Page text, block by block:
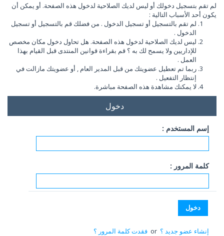
لم تقم بتسجيل دخولك أو ليس لديك الصلاحية لدخول هذه الصفحة. أو يمكن أن
يكون أحد الأسباب التالية :
لم تقم بالتسجيل أو تسجيل الدخول . من فضلك قم بالتسجيل أو تسجيل
الدخول .
ليس لديك الصلاحية لدخول هذه الصفحة. هل تحاول دخول مكان مخصص
للإداريين ولا يسمح لك به ؟ قم بقراءة قوانين المنتدى قبل القيام بهذا
العمل .
ربما تم تعطيل عضويتك من قبل المدير العام , أو عضويتك مازالت في
إنتظار التفعيل .
لا يمكنك مشاهدة هذه الصفحة مباشرة.
دخول
إسم المستخدم :
كلمة المرور :
إنشاء عضو جديد ؟or فقدت كلمة المرور ؟